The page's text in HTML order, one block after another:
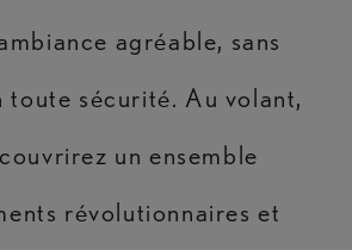
agréable, sans
toute sécurité. Au volant,
un ensemble
révolutionnaires et